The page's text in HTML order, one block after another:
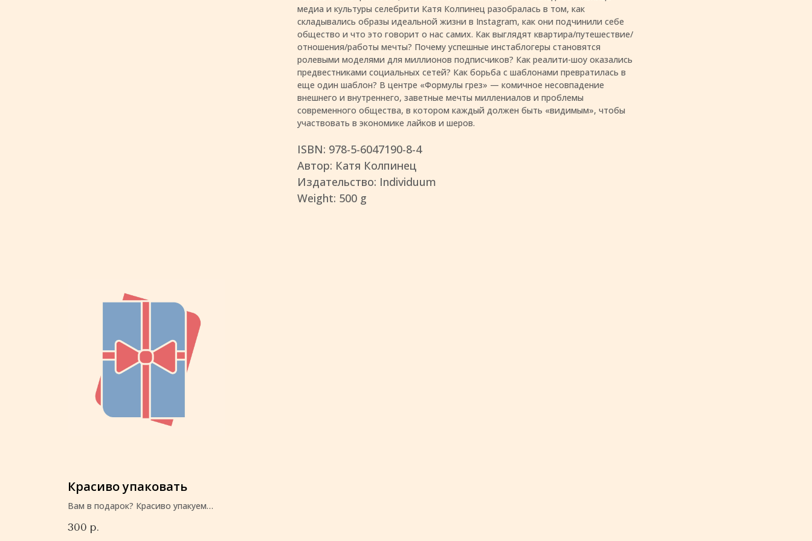
медиа и культуры селебрити Катя Колпинец разобралась в том, как
складывались образы идеальной жизни в Instagram, как они подчинили себе
общество и что это говорит о нас самих. Как выглядят квартира/путешествие/
отношения/работы мечты? Почему успешные инстаблогеры становятся
ролевыми моделями для миллионов подписчиков? Как реалити-шоу оказались
предвестниками социальных сетей? Как борьба с шаблонами превратилась в
еще один шаблон? В центре «Формулы грез» — комичное несовпадение
внешнего и внутреннего, заветные мечты миллениалов и проблемы
современного общества, в котором каждый должен быть «видимым», чтобы
участвовать в экономике лайков и шеров.
ISBN: 978-5-6047190-8-4
Автор: Катя Колпинец
Издательство: Individuum
Weight: 500 g
Красиво упаковать
Вам в подарок? Красиво упакуем
300 р.